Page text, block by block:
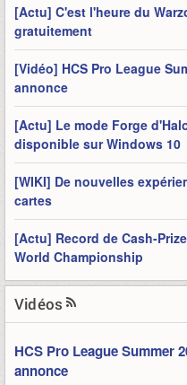
[Actu] C'est l'heure du
gratuitement
[Vidéo] HCS Pro League
annonce
[Actu] Le mode Forge
disponible sur Windows 10
[WIKI] De nouvelles
cartes
[Actu] Record de Cash-
World Championship
Vidéos
HCS Pro League Summer
annonce